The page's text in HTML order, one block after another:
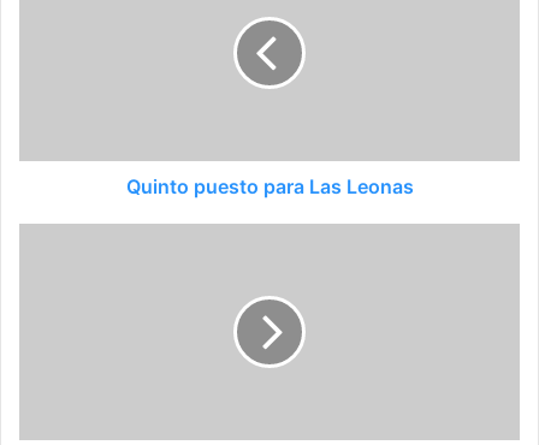
Quinto puesto para Las Leonas